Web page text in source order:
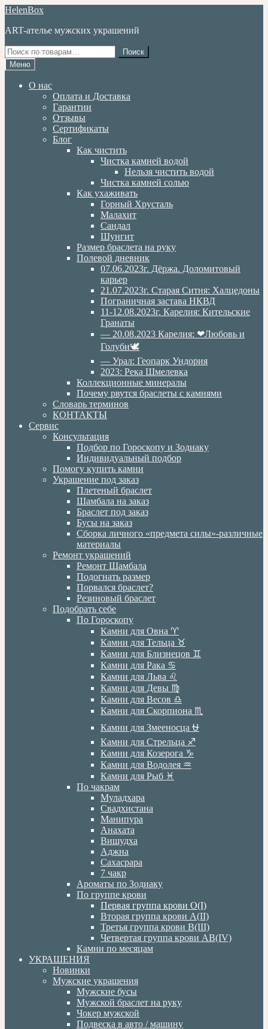
Перейти
навигации
Перейти
содержимому
HelenBox
ART-ателье мужских украшений
Искать:
Поиск
Меню
О нас
Оплата и Доставка
Гарантии
Отзывы
Сертификаты
Блог
Как чистить
Чистка камней водой
Нельзя чистить водой
Чистка камней солью
Как ухаживать
Горный Хрусталь
Малахит
Сандал
Шунгит
Размер браслета на руку
Полевой дневник
07.06.2023г. Дёржа. Доломитовый
карьер
21.07.2023г. Старая Ситня: Халцедоны
Пограничная застава НКВД
11-12.08.2023г. Карелия: Кительские
Гранаты
— 20.08.2023 Карелия: ❤Любовь и
Голуби🕊
— Урал: Геопарк Ундория
2023: Река Шмелевка
Коллекционные минералы
Почему рвутся браслеты с камнями
Словарь терминов
КОНТАКТЫ
Сервис
Консультация
Подбор по Гороскопу и Зодиаку
Индивидуальный подбор
Помогу купить камни
Украшение под заказ
Плетеный браслет
Шамбала на заказ
Браслет под заказ
Бусы на заказ
Сборка личного «предмета силы»-различные
материалы
Ремонт украшений
Ремонт Шамбала
Подогнать размер
Порвался браслет?
Резиновый браслет
Подобрать себе
По Гороскопу
Камни для Овна ♈️
Камни для Тельца ♉️
Камни для Близнецов ♊️
Камни для Рака ♋️
Камни для Льва ♌️
Камни для Девы ♍️
Камни для Весов ♎️
Камни для Скорпиона ♏️
Камни для Змееносца ⛎
Камни для Стрельца ♐️
Камни для Козерога ♑️
Камни для Водолея ♒️
Камни для Рыб ♓️
По чакрам
Муладхара
Свадхистана
Манипура
Анахата
Вишудха
Аджна
Сахасрара
7 чакр
Ароматы по Зодиаку
По группе крови
Первая группа крови О(I)
Вторая группа крови А(II)
Третья группа крови В(III)
Четвертая группа крови АВ(IV)
Камни по месяцам
УКРАШЕНИЯ
Новинки
Мужские украшения
Мужские бусы
Мужской браслет на руку
Чокер мужской
Подвеска в авто / машину